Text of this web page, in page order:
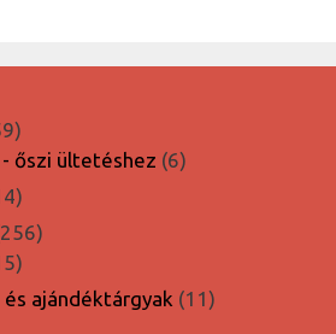
1759
termék
őszi ültetéshez 66
14
termék
256256
15
termék
ajándéktárgyak 1111